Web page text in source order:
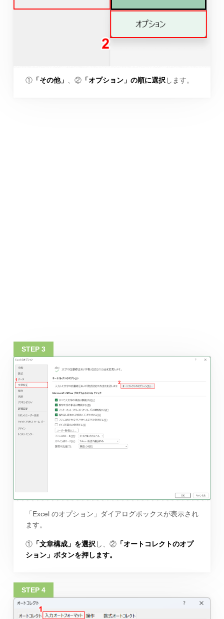
①「その他」 、②「オプション」の順に選択します。
「Excel のオプション」ダイアログボックスが表示され
ます。
①「文章構成」を選択し、②「オートコレクトのオプ
ション」ボタンを押します。